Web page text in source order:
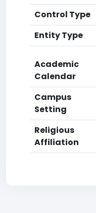
Control Type
Entity Type
Academic
Calendar
Campus
Setting
Religious
Affiliation